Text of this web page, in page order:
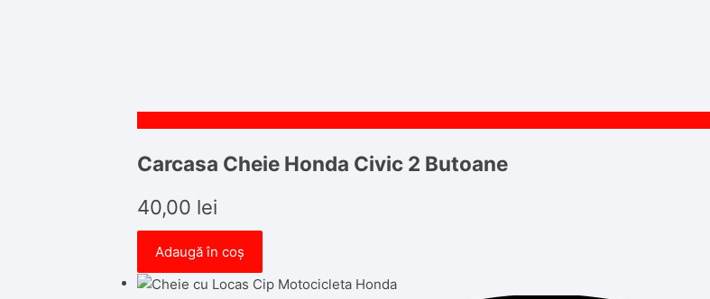
Carcasa Cheie Honda Civic 2 Butoane
40,00 lei
Adaugă în coș